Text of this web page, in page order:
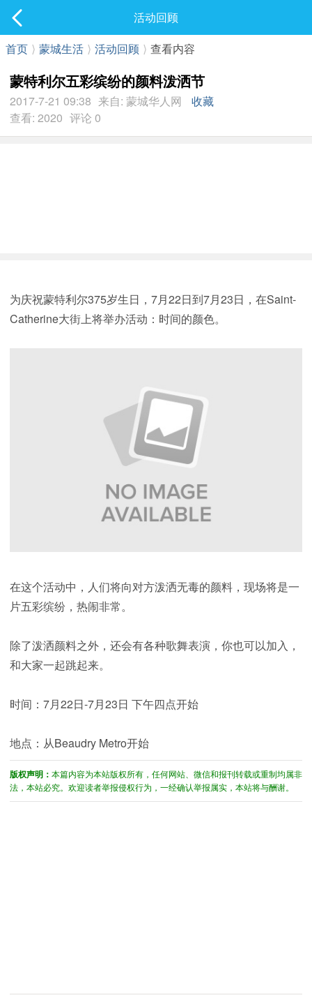
最新发表
活动回顾
首页 ⟩ 蒙城生活 ⟩ 活动回顾 ⟩ 查看内容
蒙特利尔五彩缤纷的颜料泼洒节
2017-7-21 09:38 来自: 蒙城华人网
收藏
查看: 2020 评论 0
为庆祝蒙特利尔375岁生日，7月22日到7月23日，在Saint-
Catherine大街上将举办活动：时间的颜色。
在这个活动中，人们将向对方泼洒无毒的颜料，现场将是一
片五彩缤纷，热闹非常。
除了泼洒颜料之外，还会有各种歌舞表演，你也可以加入，
和大家一起跳起来。
时间：7月22日-7月23日 下午四点开始
地点：从Beaudry Metro开始
版权声明： 本篇内容为本站版权所有，任何网站、微信和报刊转载或重制均属非
法，本站必究。欢迎读者举报侵权行为，一经确认举报属实，本站将与酬谢。